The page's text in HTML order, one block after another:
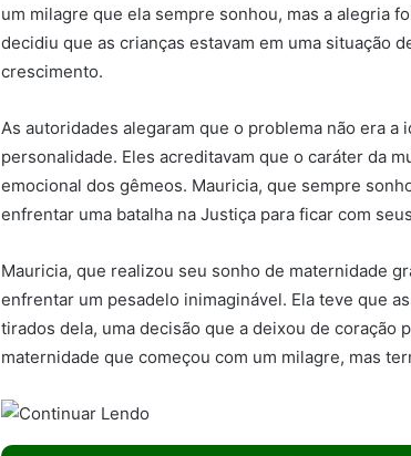
um milagre que ela sempre sonhou, mas a alegria
decidiu que as crianças estavam em uma situação
crescimento.
As autoridades alegaram que o problema não era a
personalidade. Eles acreditavam que o caráter da
emocional dos gêmeos. Mauricia, que sempre
enfrentar uma batalha na Justiça para ficar com
Mauricia, que realizou seu sonho de maternidade
enfrentar um pesadelo inimaginável. Ela teve que
tirados dela, uma decisão que a deixou de coração
maternidade que começou com um milagre, mas